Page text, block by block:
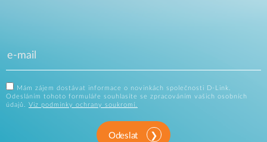
Mám zájem dostávat informace o novinkách společnosti D-Link.
Odesláním tohoto formuláře souhlasíte se zpracováním vašich osobních
údajů. Viz podmínky ochrany soukromí.
Odeslat